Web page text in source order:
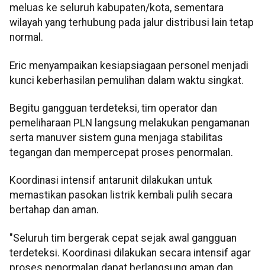
meluas ke seluruh kabupaten/kota, sementara
wilayah yang terhubung pada jalur distribusi lain tetap
normal.
Eric menyampaikan kesiapsiagaan personel menjadi
kunci keberhasilan pemulihan dalam waktu singkat.
Begitu gangguan terdeteksi, tim operator dan
pemeliharaan PLN langsung melakukan pengamanan
serta manuver sistem guna menjaga stabilitas
tegangan dan mempercepat proses penormalan.
Koordinasi intensif antarunit dilakukan untuk
memastikan pasokan listrik kembali pulih secara
bertahap dan aman.
"Seluruh tim bergerak cepat sejak awal gangguan
terdeteksi. Koordinasi dilakukan secara intensif agar
proses penormalan dapat berlangsung aman dan